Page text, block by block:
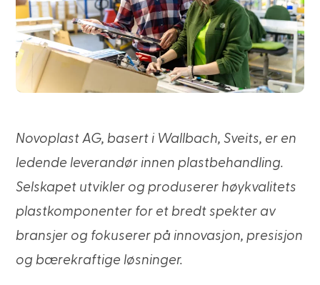
Novoplast AG, basert i Wallbach, Sveits, er en
ledende leverandør innen plastbehandling.
Selskapet utvikler og produserer høykvalitets
plastkomponenter for et bredt spekter av
bransjer og fokuserer på innovasjon, presisjon
og bærekraftige løsninger.